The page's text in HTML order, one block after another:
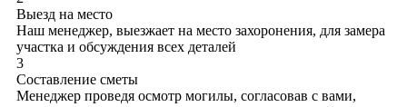
Выезд на место
Наш менеджер, выезжает на место захоронения, для замера
участка и обсуждения всех деталей
3
Составление сметы
Менеджер проведя осмотр могилы, согласовав с вами,